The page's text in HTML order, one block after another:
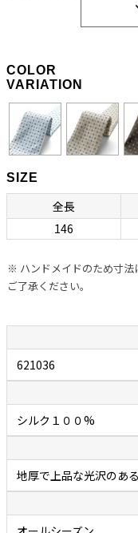
めやすく、やわらかいの
クタイを形作る重要な要素
職人の手作業と独
「極上の締め心地」
ネクタイの良し悪しを左
幅の信頼が置けます。自
しているカミチェリアは
ころが多いのが事実。そ
を抱え、型紙の作成から
アの自社工場で行ってい
ッリのネクタイは、膨ら
ません。ファッション業
リと決めている人が多いの
余談ですが、ボレッリの
秘密があります。通常ネ
て縫い合わせていくので
合わせていく繊細で難し
アイロンワークによって
されます。
COLOR
VARIATION
SIZE
全長
146
※ ハンドメイドのため寸法
ご了承ください。
621036
シルク１００%
地厚で上品な光沢のあ